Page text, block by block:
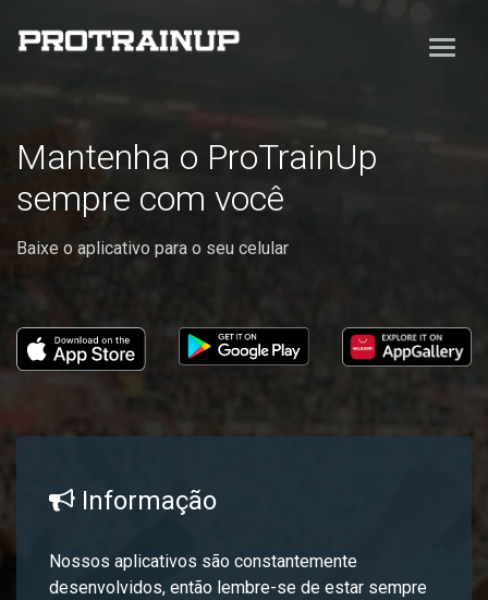
Mantenha o ProTrainUp
sempre com você
Baixe o aplicativo para o seu celular
Informação
Nossos aplicativos são constantemente
desenvolvidos, então lembre-se de estar sempre